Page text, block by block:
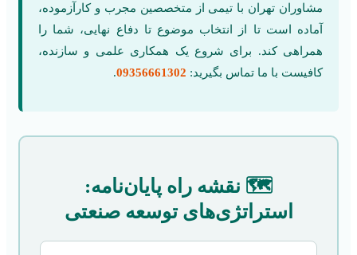
مشاوران تهران با تیمی از متخصصین مجرب و کارآزموده،
آماده است تا از انتخاب موضوع تا دفاع نهایی، شما را
همراهی کند. برای شروع یک همکاری علمی و سازنده،
کافیست با ما تماس بگیرید: 09356661302
.
🗺️ نقشه راه پایان‌نامه:
استراتژی‌های توسعه صنعتی